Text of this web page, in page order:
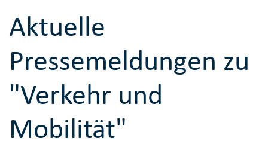
Aktuelle
Pressemeldungen zu
"Verkehr und
Mobilität"